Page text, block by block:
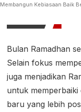
Membangun Kebiasaan Baik
Bulan Ramadhan
Selain fokus
juga menjadikan
untuk memperbaiki
baru yang lebih